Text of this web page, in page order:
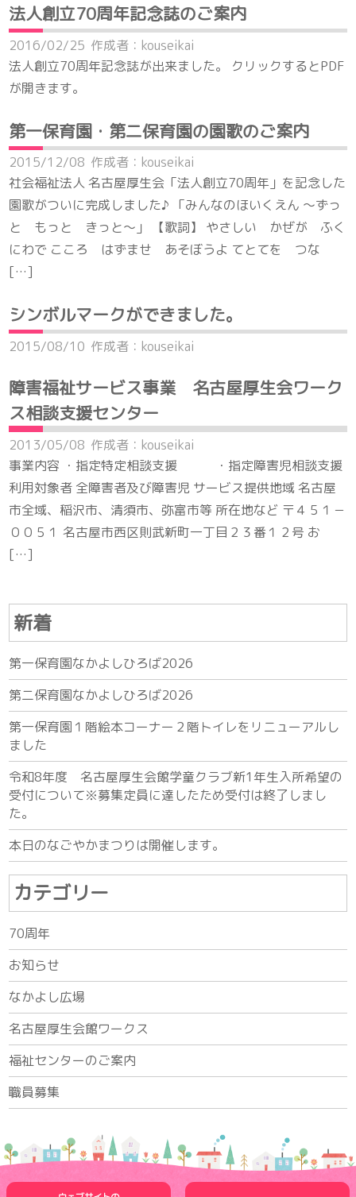
法人創立70周年記念誌のご案内
2016/02/25 作成者：kouseikai
法人創立70周年記念誌が出来ました。 クリックするとPDF
が開きます。
第一保育園・第二保育園の園歌のご案内
2015/12/08 作成者：kouseikai
社会福祉法人 名古屋厚生会「法人創立70周年」を記念した
園歌がついに完成しました♪ 「みんなのほいくえん ～ずっ
と もっと きっと～」 【歌詞】 やさしい かぜが ふく
にわで こころ はずませ あそぼうよ てとてを つな
[…]
シンボルマークができました。
2015/08/10 作成者：kouseikai
障害福祉サービス事業 名古屋厚生会ワーク
ス相談支援センター
2013/05/08 作成者：kouseikai
事業内容 ・指定特定相談支援 ・指定障害児相談支援
利用対象者 全障害者及び障害児 サービス提供地域 名古屋
市全域、稲沢市、清須市、弥富市等 所在地など 〒４５１－
００５１ 名古屋市西区則武新町一丁目２３番１２号 お
[…]
新着
第一保育園なかよしひろば2026
第二保育園なかよしひろば2026
第一保育園１階絵本コーナー２階トイレをリニューアルし
ました
令和8年度 名古屋厚生会館学童クラブ新1年生入所希望の
受付について※募集定員に達したため受付は終了しまし
た。
本日のなごやかまつりは開催します。
カテゴリー
70周年
お知らせ
なかよし広場
名古屋厚生会館ワークス
福祉センターのご案内
職員募集